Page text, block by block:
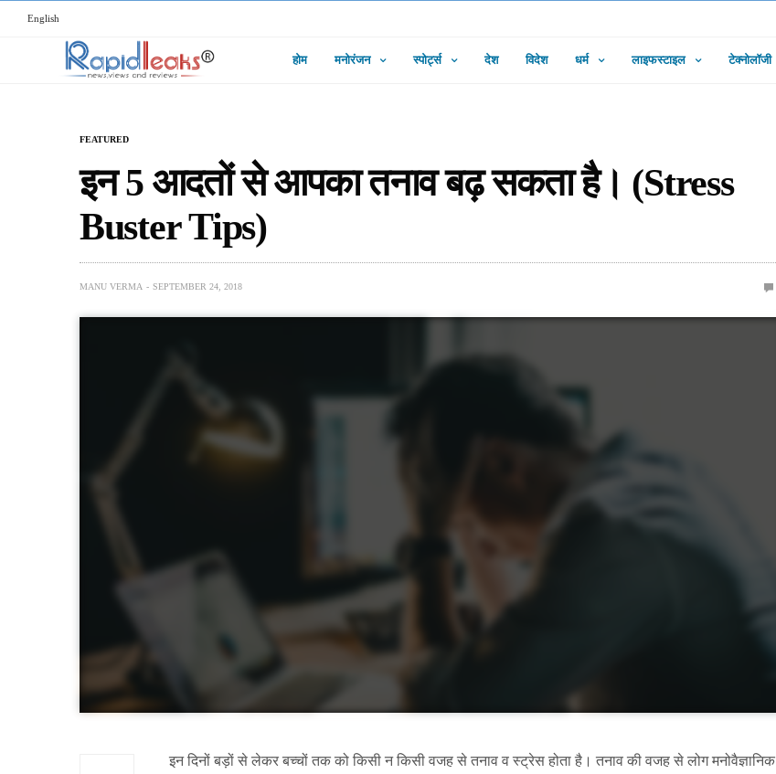
English
होम मनोरंजन स्पोर्ट्स देश विदेश धर्म लाइफस्टाइल टेक्नोलॉजी
FEATURED
इन 5 आदतों से आपका तनाव बढ़ सकता है। (Stress
Buster Tips)
MANU VERMA SEPTEMBER 24, 2018
इन दिनों बड़ों से लेकर बच्चों तक को किसी न किसी वजह से तनाव व स्ट्रेस होता है। तनाव की वजह से लोग मनोवैज्ञानिक